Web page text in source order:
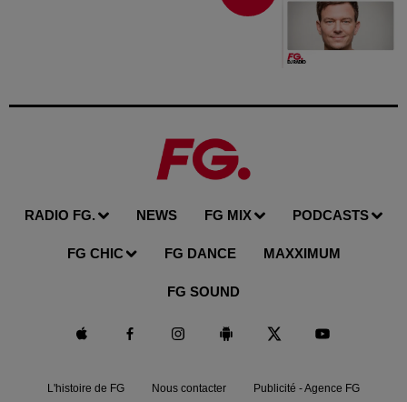
RADIO FG. NEWS FG MIX PODCASTS
FG CHIC FG DANCE MAXXIMUM
FG SOUND
L'histoire de FG Nous contacter Publicité - Agence FG